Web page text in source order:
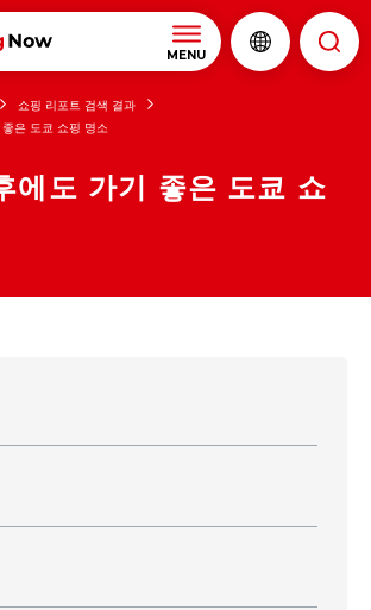
MENU
쇼핑 리포트 검색 결과
은 도쿄 쇼핑 명소
에도 가기 좋은 도쿄 쇼